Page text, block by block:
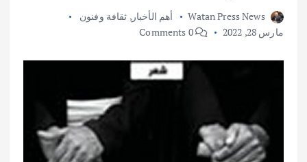
Watan Press News أهم الأخبار, ثقافة وفنون
مارس 28, 2022
0 Comments